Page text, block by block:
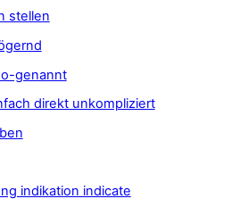
stellen
genannt
direkt unkompliziert
indikation indicate